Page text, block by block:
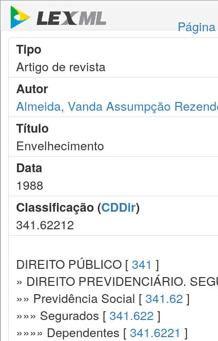
Tipo
Artigo de revista
Autor
Almeida, Vanda Assumpção
Título
Envelhecimento
Data
1988
Classificação (CDDir)
341.62212
DIREITO PÚBLICO [ 341 ]
» DIREITO PREVIDENCIÁRIO.
»» Previdência Social [ 341.62 ]
»»» Segurados [ 341.622 ]
»»»» Dependentes [ 341.6221 ]